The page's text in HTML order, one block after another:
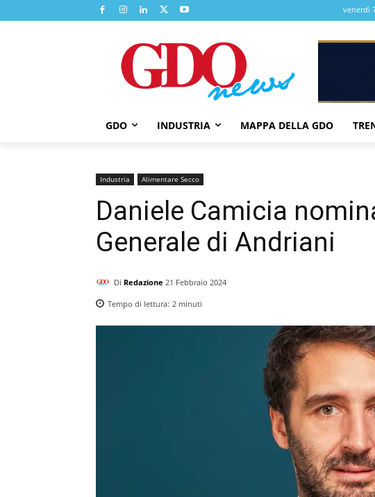
venerdì
GDO INDUSTRIA MAPPA DELLA GDO
Industria Alimentare Secco
Daniele Camicia
Generale di Andriani
Di Redazione 21 Febbraio 2024
Tempo di lettura: 2 minuti